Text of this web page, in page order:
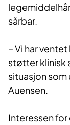
sårbar.
– Vi har
støtter klinisk
situasjon
Auensen.
Interessen